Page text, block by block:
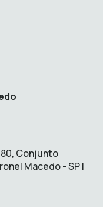
Conjunto
Macedo - SP |